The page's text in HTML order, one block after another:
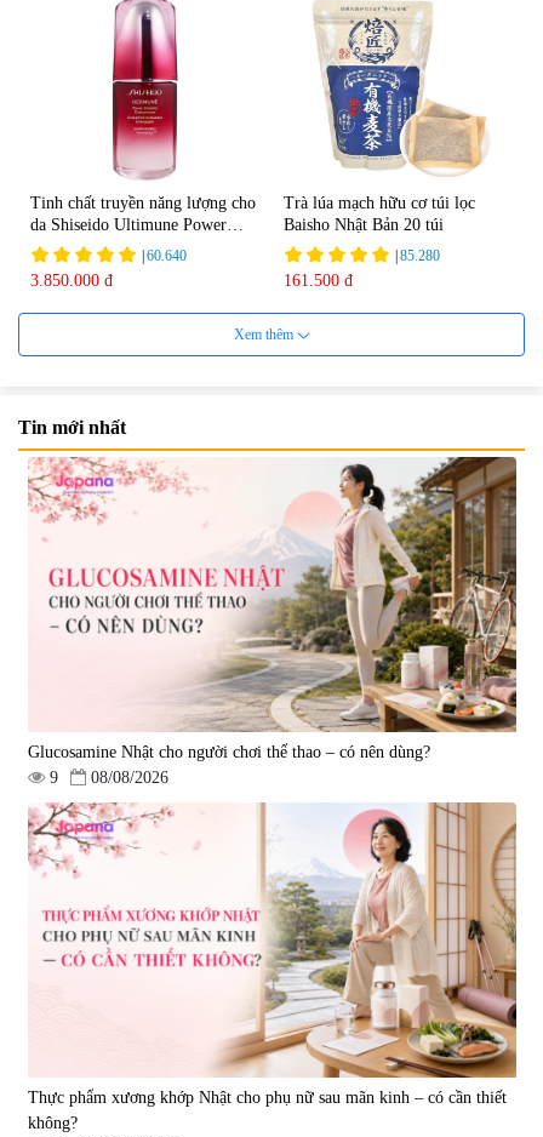
Tinh chất truyền năng lượng cho
da Shiseido Ultimune Power
75ml
|60.640
3.850.000 đ
Trà lúa mạch hữu cơ túi lọc
Baisho Nhật Bản 20 túi
|85.280
161.500 đ
Viên uống bổ não Ribeto Shoji
|57.920
1.450.000 đ
Viên nang uống cải thiện thị lực,
trí nhớ DHA + EPA + Flaxseed
Oil 30 viên/gói - Date 02/2027
|52.346
225.000 đ
Tẩy tế bào chết Nichiei Bussan
Nano NMN+ Peeling Gel
|0
1.490.000 đ
Viên uống hỗ trợ bền thành
mạch, ngừa tai biến Elastin Plus
& Nattokinase Hokoen 80 viên
0
980.000 đ
Xem thêm
Tin mới nhất
Glucosamine Nhật cho người chơi thể thao – có nên dùng?
9
08/08/2026
Thực phẩm xương khớp Nhật cho phụ nữ sau mãn kinh – có cần thiết
không?